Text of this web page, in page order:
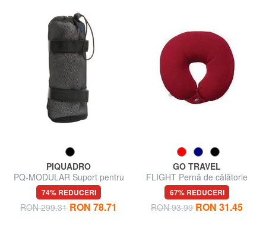
PIQUADRO
PQ-MODULAR Suport pentru
sticle de apă
74% REDUCERI
RON 299.31 RON 78.71
GO TRAVEL
FLIGHT Pernă de călătorie
67% REDUCERI
RON 93.99 RON 31.45